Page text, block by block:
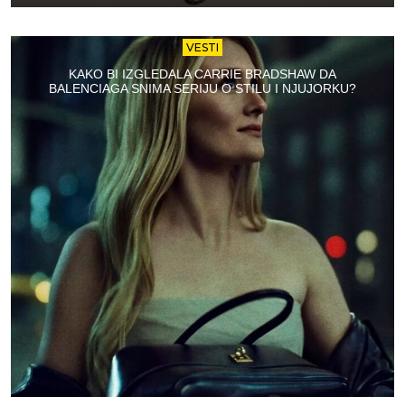
VESTI
KAKO BI IZGLEDALA CARRIE BRADSHAW DA
BALENCIAGA SNIMA SERIJU O STILU I NJUJORKU?